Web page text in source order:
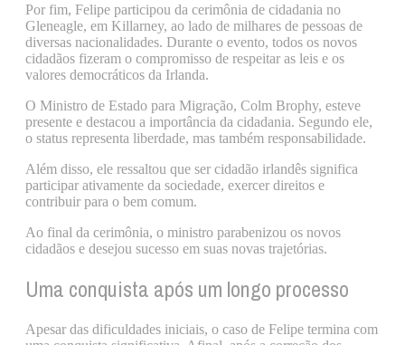
Por fim, Felipe participou da cerimônia de cidadania no
Gleneagle, em Killarney, ao lado de milhares de pessoas de
diversas nacionalidades. Durante o evento, todos os novos
cidadãos fizeram o compromisso de respeitar as leis e os
valores democráticos da Irlanda.
O Ministro de Estado para Migração, Colm Brophy, esteve
presente e destacou a importância da cidadania. Segundo ele,
o status representa liberdade, mas também responsabilidade.
Além disso, ele ressaltou que ser cidadão irlandês significa
participar ativamente da sociedade, exercer direitos e
contribuir para o bem comum.
Ao final da cerimônia, o ministro parabenizou os novos
cidadãos e desejou sucesso em suas novas trajetórias.
Uma conquista após um longo processo
Apesar das dificuldades iniciais, o caso de Felipe termina com